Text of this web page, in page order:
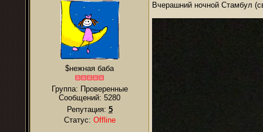
$нежная баба
Группа: Проверенные
Сообщений: 5280
Репутация: 5
Статус: Offline
Вчерашний ночной Стамбул